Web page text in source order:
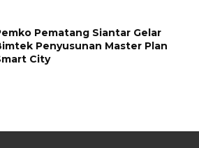
Pematang Siantar Gelar
Penyusunan Master Plan
City